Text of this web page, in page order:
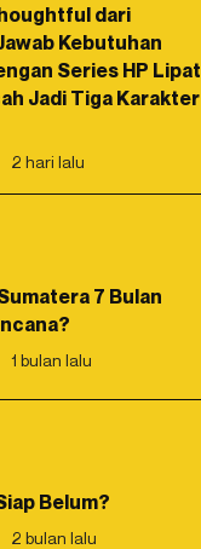
dari
Kebutuhan
Series HP Lipat
Jadi Tiga Karakter
2 hari lalu
7 Bulan
1 bulan lalu
Belum?
2 bulan lalu